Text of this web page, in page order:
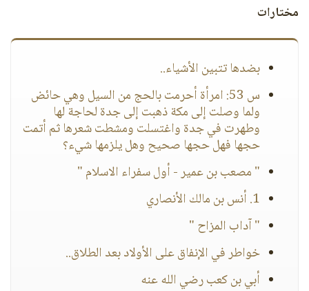
مختارات
بضدها تتبين الأشياء..
س 53: امرأة أحرمت بالحج من السيل وهي حائض
ولما وصلت إلى مكة ذهبت إلى جدة لحاجة لها
وطهرت في جدة واغتسلت ومشطت شعرها ثم أتمت
حجها فهل حجها صحيح وهل يلزمها شيء؟
" مصعب بن عمير - أول سفراء الاسلام "
1. أنس بن مالك الأنصاري
" آداب المزاح "
خواطر في الإنفاق على الأولاد بعد الطلاق..
أبي بن كعب رضي الله عنه